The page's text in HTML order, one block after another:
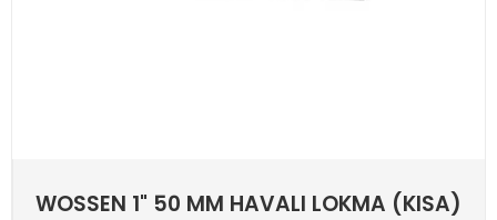
WOSSEN 1" 50 MM HAVALI LOKMA (KISA)